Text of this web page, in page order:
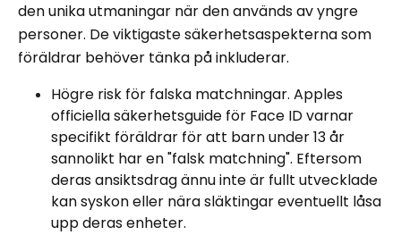
den unika utmaningar när den används av yngre
personer. De viktigaste säkerhetsaspekterna som
föräldrar behöver tänka på inkluderar.
Högre risk för falska matchningar. Apples
officiella säkerhetsguide för Face ID varnar
specifikt föräldrar för att barn under 13 år
sannolikt har en "falsk matchning". Eftersom
deras ansiktsdrag ännu inte är fullt utvecklade
kan syskon eller nära släktingar eventuellt låsa
upp deras enheter.